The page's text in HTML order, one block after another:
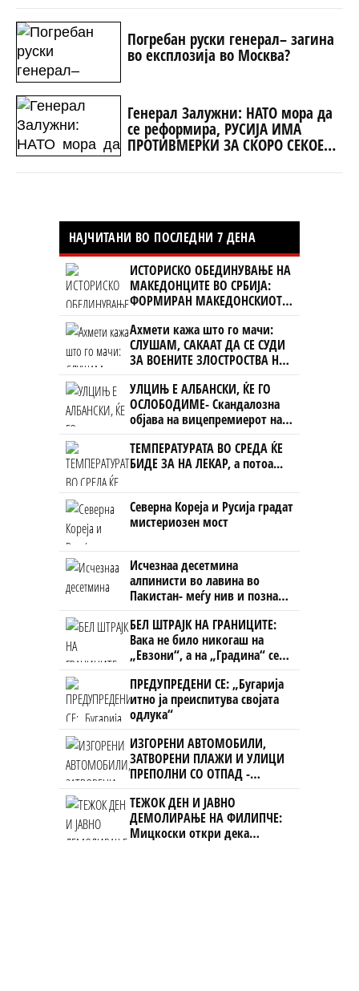
Погребан руски генерал– загина
во експлозија во Москва?
Генерал Залужни: НАТО мора да
се реформира, РУСИЈА ИМА
ПРОТИВМЕРКИ ЗА СКОРО СЕКОЕ
НАЈЧИТАНИ ВО ПОСЛЕДНИ 7 ДЕНА
ИСТОРИСКО ОБЕДИНУВАЊЕ НА
МАКЕДОНЦИТЕ ВО СРБИЈА:
ФОРМИРАН МАКЕДОНСКИОТ
НАЦИОНАЛЕН СОЈУЗ
Ахмети кажа што го мачи:
СЛУШАМ, САКААТ ДА СЕ СУДИ
ЗА ВОЕНИТЕ ЗЛОСТРОСТВА НА
УЧК...
УЛЦИЊ Е АЛБАНСКИ, ЌЕ ГО
ОСЛОБОДИМЕ- Скандалозна
објава на вицепремиерот на
Црна Гора
ТЕМПЕРАТУРАТА ВО СРЕДА ЌЕ
БИДЕ ЗА НА ЛЕКАР, а потоа...
Северна Кореја и Русија градат
мистериозен мост
Исчезнаа десетмина
алпинисти во лавина во
Пакистан- меѓу нив и познат
Непалец
БЕЛ ШТРАЈК НА ГРАНИЦИТЕ:
Вака не било никогаш на
„Евзони“, а на „Градина“ се
чека и пет часа
ПРЕДУПРЕДЕНИ СЕ: „Бугарија
итно ја преиспитува својата
одлука“
ИЗГОРЕНИ АВТОМОБИЛИ,
ЗАТВОРЕНИ ПЛАЖИ И УЛИЦИ
ПРЕПОЛНИ СО ОТПАД -
Фнидек во хаос по
мигрантскиот бран кон Сеута
ТЕЖОК ДЕН И ЈАВНО
ДЕМОЛИРАЊЕ НА ФИЛИПЧЕ:
Мицкоски откри дека